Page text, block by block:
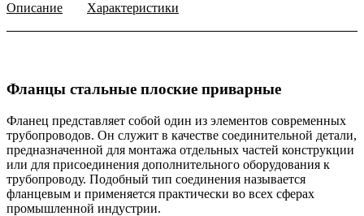
Описание Характеристики
Фланцы стальные плоские приварные
Фланец представляет собой один из элементов современных
трубопроводов. Он служит в качестве соединительной детали,
предназначенной для монтажа отдельных частей конструкции
или для присоединения дополнительного оборудования к
трубопроводу. Подобный тип соединения называется
фланцевым и применяется практически во всех сферах
промышленной индустрии.